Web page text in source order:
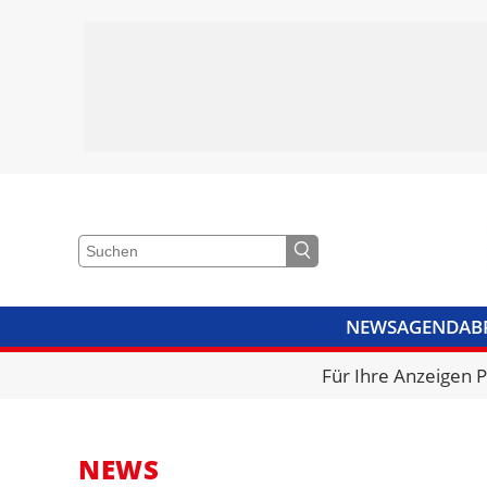
NEWSAGENDA
VIDEOSBIBLIOTHEK
Für Ihre Anzeigen
NEWS